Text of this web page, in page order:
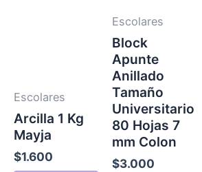
Escolares
Arcilla 1 Kg
Mayja
$1.600
Escolares
Block
Apunte
Anillado
Tamaño
Universitario
80 Hojas 7
mm Colon
$3.000